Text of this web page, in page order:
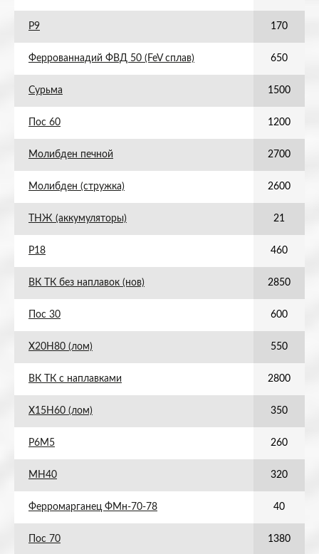
Р9 170
Феррованнадий ФВД 50 (FeV сплав) 650
Сурьма 1500
Пос 60 1200
Молибден печной 2700
Молибден (стружка) 2600
ТНЖ (аккумуляторы) 21
Р18 460
ВК ТК без наплавок (нов) 2850
Пос 30 600
Х20Н80 (лом) 550
ВК ТК с наплавками 2800
Х15Н60 (лом) 350
Р6М5 260
МН40 320
Ферромарганец ФМн-70-78 40
Пос 70 1380